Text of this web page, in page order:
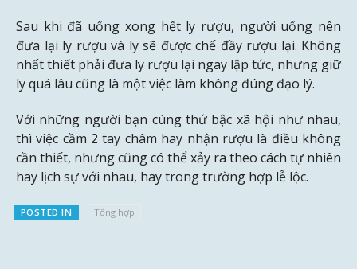
Sau khi đã uống xong hết ly rượu, người uống nên
đưa lại ly rượu và ly sẽ được chế đầy rượu lại. Không
nhất thiết phải đưa ly rượu lại ngay lập tức, nhưng giữ
ly quá lâu cũng là một việc làm không đúng đạo lý.
Với những người bạn cùng thứ bậc xã hội như nhau,
thì việc cầm 2 tay châm hay nhận rượu là điều không
cần thiết, nhưng cũng có thể xảy ra theo cách tự nhiên
hay lịch sự với nhau, hay trong trường hợp lễ lộc.
POSTED IN Tổng hợp